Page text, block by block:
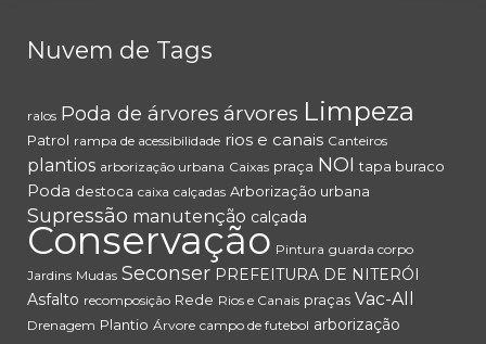
Nuvem de Tags
ralos Poda de árvores árvores Limpeza
Patrol rampa de acessibilidade rios e canais Canteiros
plantios arborização urbana Caixas praça NOI tapa buraco
Poda destoca caixa calçadas Arborização urbana
Supressão manutenção calçada
Conservação Pintura guarda corpo
Jardins Mudas Seconser PREFEITURA DE NITERÓI
Asfalto recomposição Rede Rios e Canais praças Vac-All
Drenagem Plantio Árvore campo de futebol arborização